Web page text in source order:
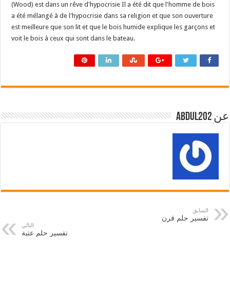
(Wood) est dans un rêve d'hypocrisie Il a été dit que l'homme de bois
a été mélangé à de l'hypocrisie dans sa religion et que son ouverture
est meilleure que son lit et que le bois humide explique les garçons et
voit le bois à ceux qui sont dans le bateau.
عن abdul202
السابق
تفسير حلم قرن
التالي
تفسير حلم عتبة